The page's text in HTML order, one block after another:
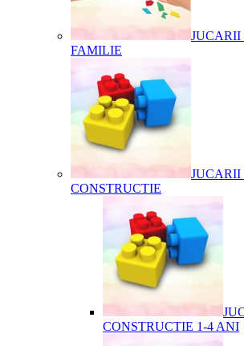
FAMILIE
CONSTRUCTIE
CONSTRUCTIE 1-4 ANI